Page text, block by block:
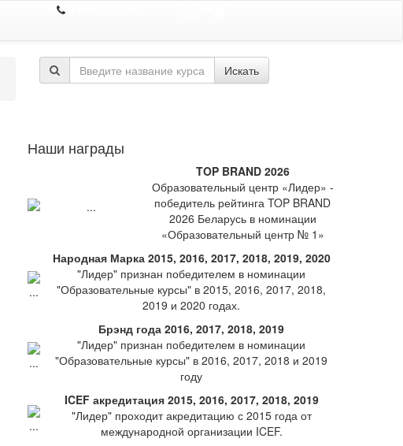
Искать
Наши награды
TOP BRAND 2026
Образовательный центр «Лидер» -
победитель рейтинга TOP BRAND
2026 Беларусь в номинации
«Образовательный центр № 1»
Народная Марка 2015, 2016, 2017, 2018, 2019, 2020
"Лидер" признан победителем в номинации
"Образовательные курсы" в 2015, 2016, 2017, 2018,
2019 и 2020 годах.
Брэнд года 2016, 2017, 2018, 2019
"Лидер" признан победителем в номинации
"Образовательные курсы" в 2016, 2017, 2018 и 2019
году
ICEF акредитация 2015, 2016, 2017, 2018, 2019
"Лидер" проходит акредитацию с 2015 года от
международной организации ICEF.